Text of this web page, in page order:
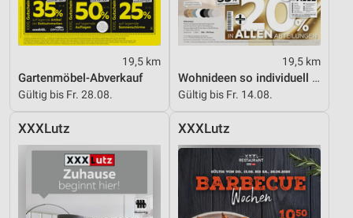
19,5 km
Gartenmöbel-Abverkauf
Gültig bis Fr. 28.08.
19,5 km
Wohnideen so individuell wie du!
Gültig bis Fr. 14.08.
XXXLutz XXXLutz